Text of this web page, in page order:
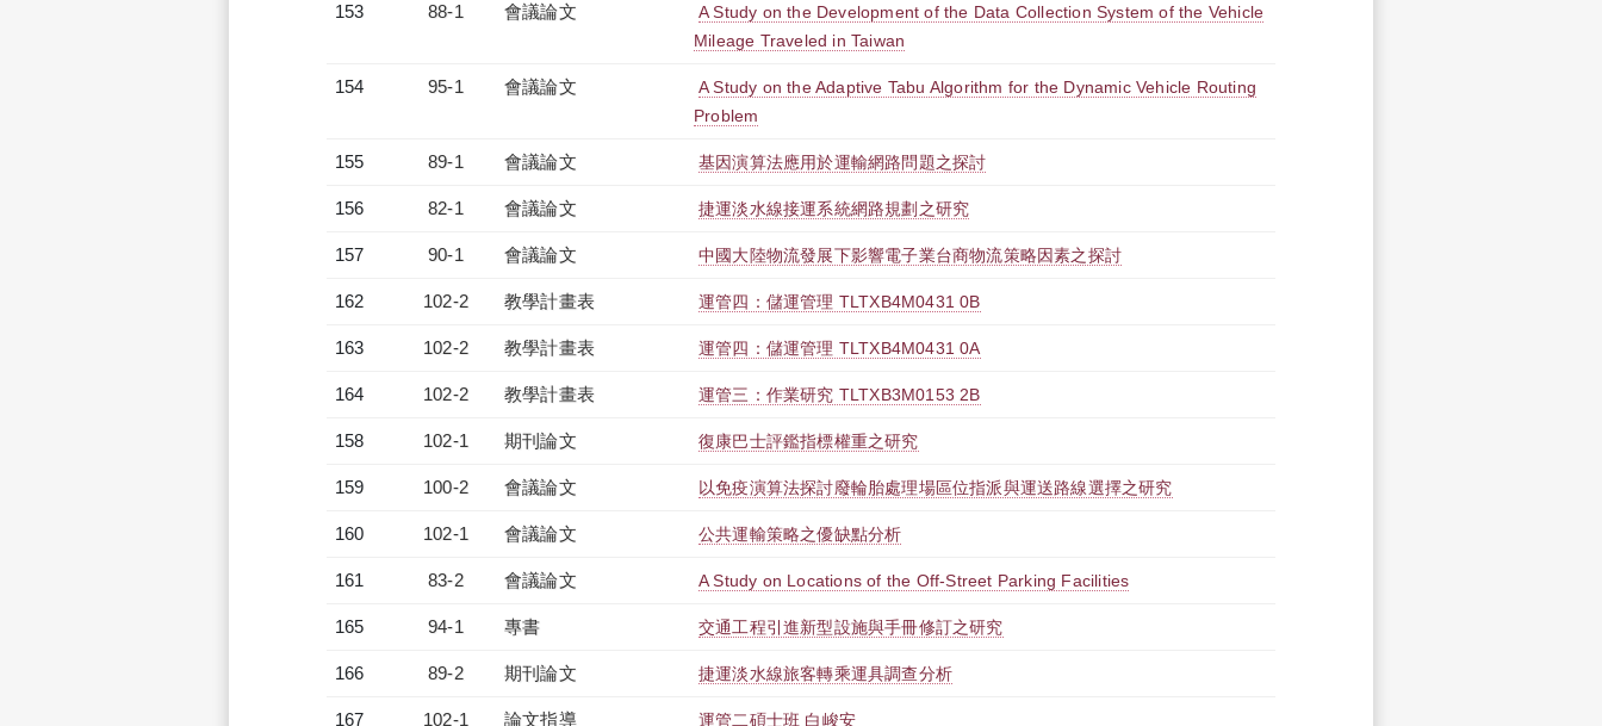
153 88-1 會議論文
A Study on the Development of the Data Collection System of the Vehicle
Mileage Traveled in Taiwan
154 95-1 會議論文
A Study on the Adaptive Tabu Algorithm for the Dynamic Vehicle Routing
Problem
155 89-1 會議論文 基因演算法應用於運輸網路問題之探討
156 82-1 會議論文 捷運淡水線接運系統網路規劃之研究
157 90-1 會議論文 中國大陸物流發展下影響電子業台商物流策略因素之探討
162 102-2 教學計畫表 運管四：儲運管理 TLTXB4M0431 0B
163 102-2 教學計畫表 運管四：儲運管理 TLTXB4M0431 0A
164 102-2 教學計畫表 運管三：作業研究 TLTXB3M0153 2B
158 102-1 期刊論文 復康巴士評鑑指標權重之研究
159 100-2 會議論文 以免疫演算法探討廢輪胎處理場區位指派與運送路線選擇之研究
160 102-1 會議論文 公共運輸策略之優缺點分析
161 83-2 會議論文 A Study on Locations of the Off-Street Parking Facilities
165 94-1 專書 交通工程引進新型設施與手冊修訂之研究
166 89-2 期刊論文 捷運淡水線旅客轉乘運具調查分析
167 102-1 論文指導 運管二碩士班 白峻安